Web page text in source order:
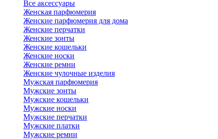
Все аксессуары
Женская парфюмерия
Женские парфюмерия для дома
Женские перчатки
Женские зонты
Женские кошельки
Женские носки
Женские ремни
Женские чулочные изделия
Мужская парфюмерия
Мужские зонты
Мужские кошельки
Мужские носки
Мужские перчатки
Мужские платки
Мужские ремни